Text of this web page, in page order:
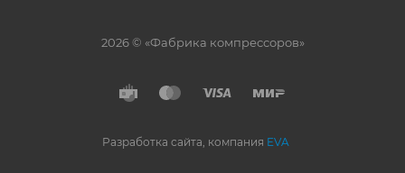
2026 © «Фабрика компрессоров»
Разработка сайта, компания EVA